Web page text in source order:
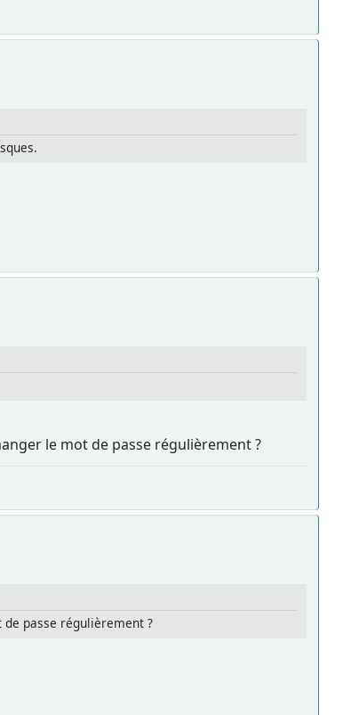
le mot de passe régulièrement ?
passe régulièrement ?